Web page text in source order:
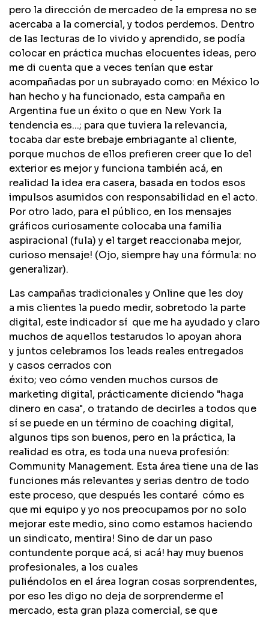
pero la dirección de mercadeo de la empresa no se
acercaba a la comercial, y todos perdemos. Dentro
de las lecturas de lo vivido y aprendido, se podía
colocar en práctica muchas elocuentes ideas, pero
me di cuenta que a veces tenían que estar
acompañadas por un subrayado como: en México lo
han hecho y ha funcionado, esta campaña en
Argentina fue un éxito o que en New York la
tendencia es...; para que tuviera la relevancia,
tocaba dar este brebaje embriagante al cliente,
porque muchos de ellos prefieren creer que lo del
exterior es mejor y funciona también acá, en
realidad la idea era casera, basada en todos esos
impulsos asumidos con responsabilidad en el acto.
Por otro lado, para el público, en los mensajes
gráficos curiosamente colocaba una familia
aspiracional (fula) y el target reaccionaba mejor,
curioso mensaje! (Ojo, siempre hay una fórmula: no
generalizar).
Las campañas tradicionales y Online que les doy
a mis clientes la puedo medir, sobretodo la parte
digital, este indicador sí que me ha ayudado y claro
muchos de aquellos testarudos lo apoyan ahora
y juntos celebramos los leads reales entregados
y casos cerrados con
éxito; veo cómo venden muchos cursos de
marketing digital, prácticamente diciendo "haga
dinero en casa", o tratando de decirles a todos que
sí se puede en un término de coaching digital,
algunos tips son buenos, pero en la práctica, la
realidad es otra, es toda una nueva profesión:
Community Management. Esta área tiene una de las
funciones más relevantes y serias dentro de todo
este proceso, que después les contaré cómo es
que mi equipo y yo nos preocupamos por no solo
mejorar este medio, sino como estamos haciendo
un sindicato, mentira! Sino de dar un paso
contundente porque acá, si acá! hay muy buenos
profesionales, a los cuales
puliéndolos en el área logran cosas sorprendentes,
por eso les digo no deja de sorprenderme el
mercado, esta gran plaza comercial, se que